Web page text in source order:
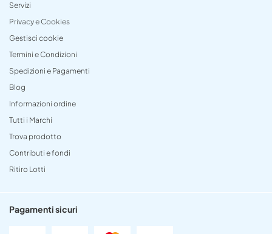
Servizi
Privacy e Cookies
Gestisci cookie
Termini e Condizioni
Spedizioni e Pagamenti
Blog
Informazioni ordine
Tutti i Marchi
Trova prodotto
Contributi e fondi
Ritiro Lotti
Pagamenti sicuri